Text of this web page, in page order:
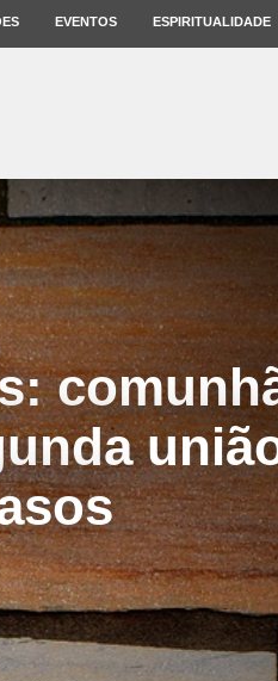
EVENTOS ESPIRITUALIDADE